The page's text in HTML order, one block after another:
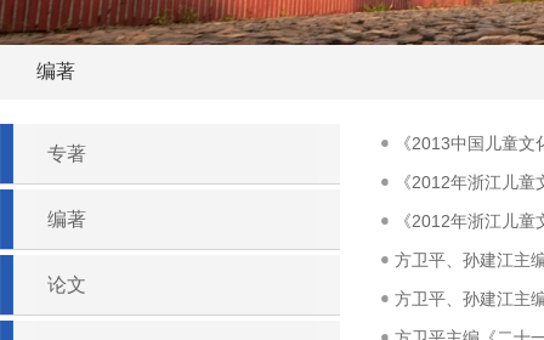
编著
专著
编著
论文
《2013中国儿童
《2012年浙江儿
《2012年浙江儿
方卫平、孙建江主
方卫平、孙建江主